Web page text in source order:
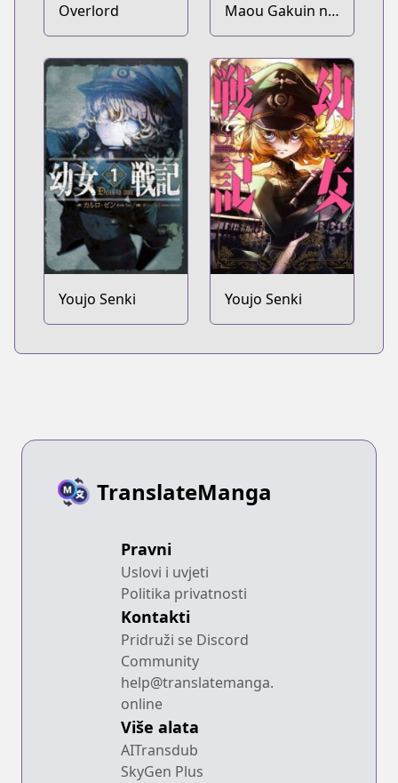
Overlord
Maou Gakuin no
Futekigousha:
Shijou Saikyou
no Maou no
Shiso, Tensei
shite Shison-
tachi no Gakkou
e Kayou
Youjo Senki Youjo Senki
TranslateManga
Pravni
Uslovi i uvjeti
Politika privatnosti
Kontakti
Pridruži se Discord
Community
help@translatemanga.
online
Više alata
AITransdub
SkyGen Plus